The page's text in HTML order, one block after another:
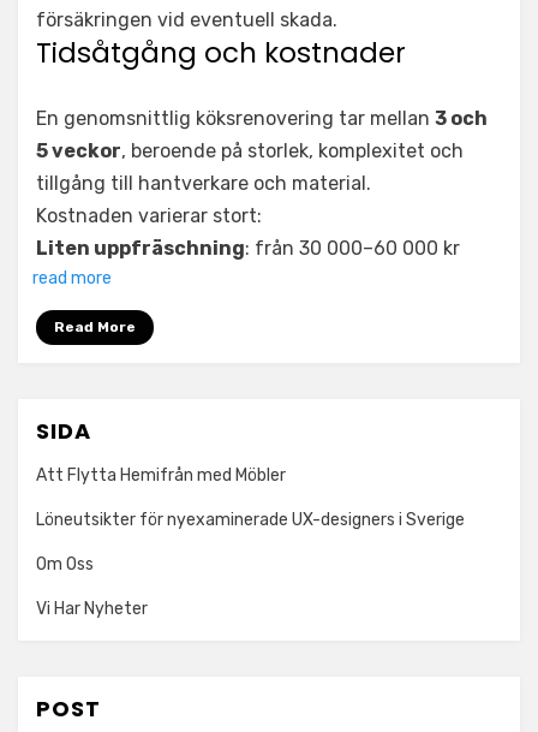
försäkringen vid eventuell skada.
Tidsåtgång och kostnader
En genomsnittlig köksrenovering tar mellan 3 och
5 veckor, beroende på storlek, komplexitet och
tillgång till hantverkare och material.
Kostnaden varierar stort:
Liten uppfräschning: från 30 000–60 000 kr
read more
Read More
SIDA
Att Flytta Hemifrån med Möbler
Löneutsikter för nyexaminerade UX-designers i Sverige
Om Oss
Vi Har Nyheter
POST